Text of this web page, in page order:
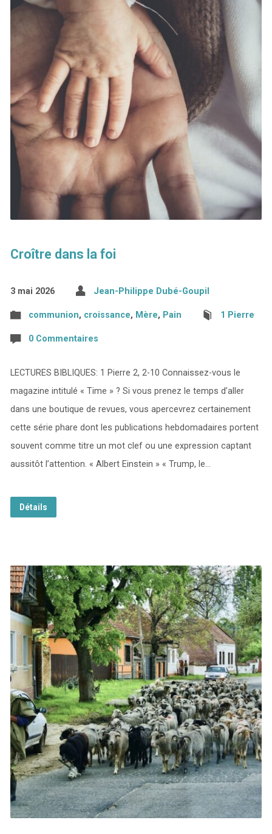
Croître dans la foi
3 mai 2026 Jean-Philippe Dubé-Goupil
communion, croissance, Mère, Pain 1 Pierre
0 Commentaires
LECTURES BIBLIQUES: 1 Pierre 2, 2-10 Connaissez-vous le
magazine intitulé « Time » ? Si vous prenez le temps d’aller
dans une boutique de revues, vous apercevrez certainement
cette série phare dont les publications hebdomadaires portent
souvent comme titre un mot clef ou une expression captant
aussitôt l’attention. « Albert Einstein » « Trump, le…
Détails